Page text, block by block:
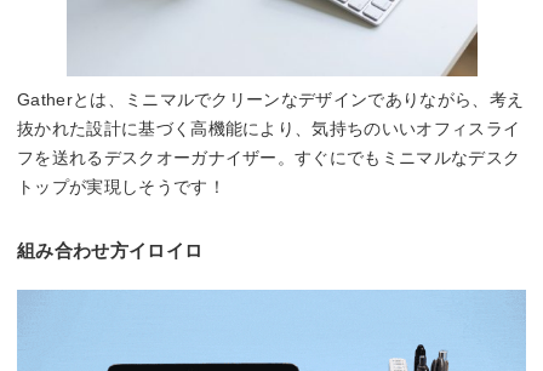
Gatherとは、ミニマルでクリーンなデザインでありながら、考え
抜かれた設計に基づく高機能により、気持ちのいいオフィスライ
フを送れるデスクオーガナイザー。すぐにでもミニマルなデスク
トップが実現しそうです！
組み合わせ方イロイロ